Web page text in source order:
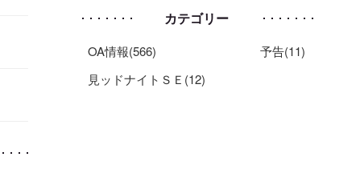
カテゴリー
OA情報(566)
予告(11)
見ッドナイトＳＥ(12)